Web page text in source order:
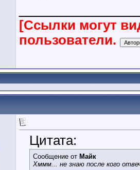
[Ссылки могут
пользователи.
Цитата:
Сообщение от Майк
Хммм... не знаю после кого